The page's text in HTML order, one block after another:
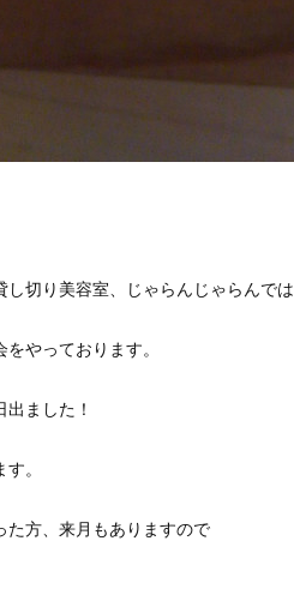
し切り美容室、じゃらんじゃらんでは
やっております。
ました！
。
た方、来月もありますので